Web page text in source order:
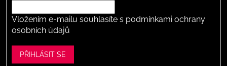
Vložením e-mailu souhlasíte s podmínkami ochrany
osobních údajů
PŘIHLÁSIT SE